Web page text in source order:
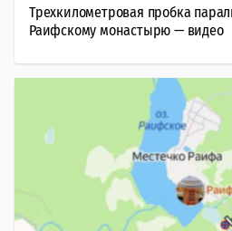
Трехкилометровая пробка
Раифскому монастырю — видео